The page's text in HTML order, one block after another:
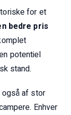
for et
bedre pris
potentiel
stand.
af stor
Enhver